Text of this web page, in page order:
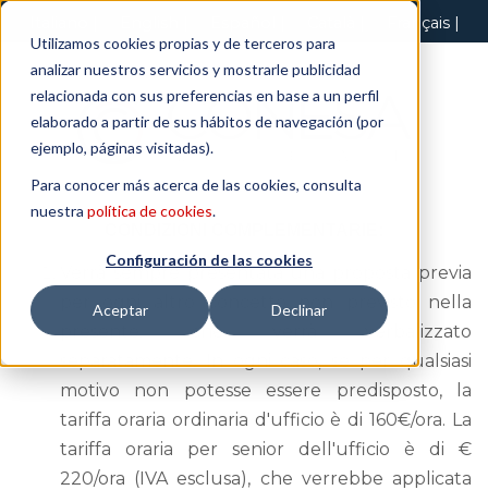
Utilizamos cookies propias y de terceros para
analizar nuestros servicios y mostrarle publicidad
relacionada con sus preferencias en base a un perfil
elaborado a partir de sus hábitos de navegación (por
ejemplo, páginas visitadas).
Para conocer más acerca de las cookies, consulta
nuestra política de cookies.
Configuración de las cookies
Aceptar Declinar
Français
Verrà sempre presentata una proposta previa
per ogni altro concetto non previsto nella
presente, che verrà verbalizzato
separatamente. In ogni caso, se per qualsiasi
motivo non potesse essere predisposto, la
tariffa oraria ordinaria d'ufficio è di 160€/ora. La
tariffa oraria per senior dell'ufficio è di €
220/ora (IVA esclusa), che verrebbe applicata